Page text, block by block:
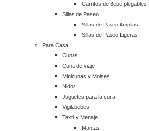
Carritos de Bebé plegables
Sillas de Paseo
Sillas de Paseo Amplias
Sillas de Paseo Ligeras
Para Casa
Cunas
Cuna de viaje
Minicunas y Moises
Nidos
Juguetes para la cuna
Vigilabebés
Textil y Menaje
Mantas